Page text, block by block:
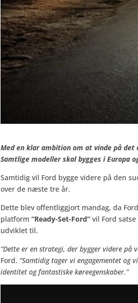
Med en klar ambition om at vinde på det
Samtlige modeller skal bygges i Europa
Samtidig vil Ford bygge videre på den
over de næste tre år.
Dette blev offentliggjort mandag, da
platform“Ready-Set-Ford” vil Ford
udviklet til.
“Dette er en strategi, der bygger videre
Ford. “Samtidig tager vi engagementet
identitet og fantastiske køreegenskaber.”